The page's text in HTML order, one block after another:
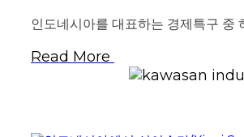
인도네시아를 대표하는 경제특구
Read More